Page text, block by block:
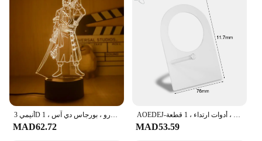
أنيمي 3D وهم إضاءة ليلية ليد ، مصباح طاولة مكتب ، نموذج ألعاب شخصيات كرتونية ، لوفي ، زورو ، بورجاس دي آس ، 1
MAD62.72
AOEDEJ-أداة عرض ثقب السيليكون المرنة الناعمة ، نماذج جسم الإنسان ، لون اللحم ، الأنف ، الأذن ، الفم ، اللسان ، أدوات ارتداء ، 1 قطعة
MAD53.59